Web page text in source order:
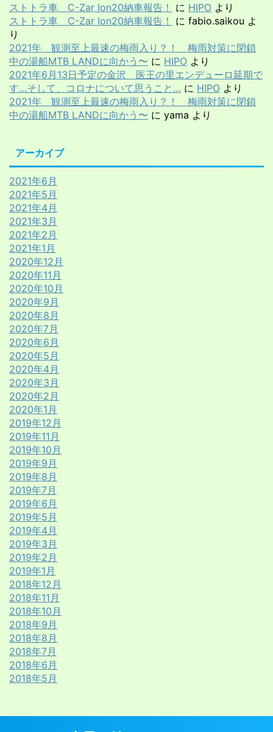
ストトラ車 C-Zar Ion20納車報告！ に HIPO より
ストトラ車 C-Zar Ion20納車報告！
に fabio.saikou よ
り
2021年 観測至上最速の梅雨入り？！ 梅雨対策に閉鎖
中の湯船MTB LANDに向かう〜 に HIPO より
2021年6月13日予定の金沢 医王の里エンデューロ延期で
す…そして、コロナについて思うこと… に HIPO より
2021年 観測至上最速の梅雨入り？！ 梅雨対策に閉鎖
中の湯船MTB LANDに向かう〜 に yama より
アーカイブ
2021年6月
2021年5月
2021年4月
2021年3月
2021年2月
2021年1月
2020年12月
2020年11月
2020年10月
2020年9月
2020年8月
2020年7月
2020年6月
2020年5月
2020年4月
2020年3月
2020年2月
2020年1月
2019年12月
2019年11月
2019年10月
2019年9月
2019年8月
2019年7月
2019年6月
2019年5月
2019年4月
2019年3月
2019年2月
2019年1月
2018年12月
2018年11月
2018年10月
2018年9月
2018年8月
2018年7月
2018年6月
2018年5月